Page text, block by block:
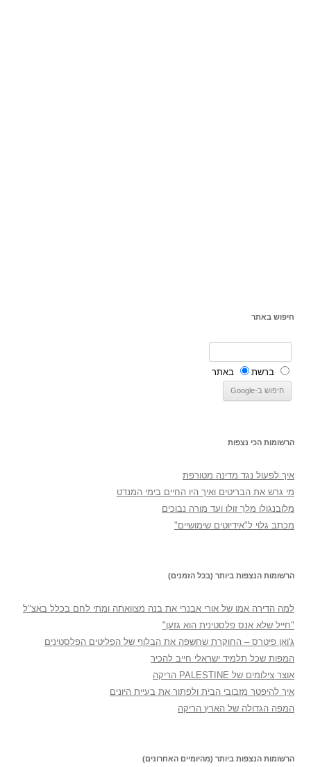
חיפוש באתר
ברשת באתר
הרשומות הכי נצפות
איך לפעול נגד מדינה מטורפת
מי גרש את הבריטים ואיך היו החיים בימי המנדט
מלובנגולו מלך זולו ועד מורה נבוכים
מכתב גלוי ל"אידיוטים שימושיים"
הרשומות הנצפות ביותר (בכל הזמנים)
למה הדירה אמו של אורי אבנרי את בנה מצוואתה ומתי לחם בכלל באצ"ל
"חייל שלא אנס פלסטינית הוא גזען"
ג'ואן פיטרס – החוקרת שחשפה את הבלוף של הפליטים הפלסטינים
המפות שכל תלמיד ישראלי חייב להכיר
אוצר צילומים של PALESTINE הריקה
איך להיפטר מזבובי הבית ולפתור את בעיית היונים
המפה הגדולה של הארץ הריקה
הרשומות הנצפות ביותר (מהיומיים האחרונים)